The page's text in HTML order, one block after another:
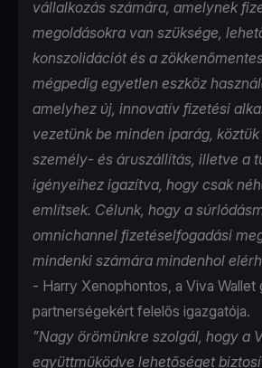
vállalkozás számára, amelynek
megoldásokra van szüksége,
konszolidációt és a
mégpedig egyetlen eszköz
amelyhez új, innovatív fizetési
vezetünk be minden iparág, köztük
személy- és áruszállítás, illetve a
igényeihez igazítva, hogy csak
említsek. Célunk, hogy a
omnichannel fizetéselfogadási
mindenki számára mindenhol
- Harry Xenophontos, a Viva Wallet
partnerségekért felelős igazgatója.
”Nagy örömünkre szolgál, hogy a
együttműködve lehetőséget